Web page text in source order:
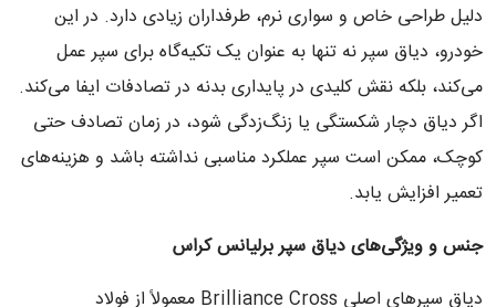
دلیل طراحی خاص و سواری نرم، طرفداران زیادی دارد. در این
خودرو، دیاق سپر نه تنها به عنوان یک تکیه‌گاه برای سپر عمل
می‌کند، بلکه نقش کلیدی در پایداری بدنه در تصادفات ایفا می‌کند.
اگر دیاق دچار شکستگی یا زنگ‌زدگی شود، در زمان تصادف حتی
کوچک، ممکن است سپر عملکرد مناسبی نداشته باشد و هزینه‌های
تعمیر افزایش یابد.
جنس و ویژگی‌های دیاق سپر برلیانس کراس
دیاق سپرهای اصلی Brilliance Cross معمولاً از فولاد